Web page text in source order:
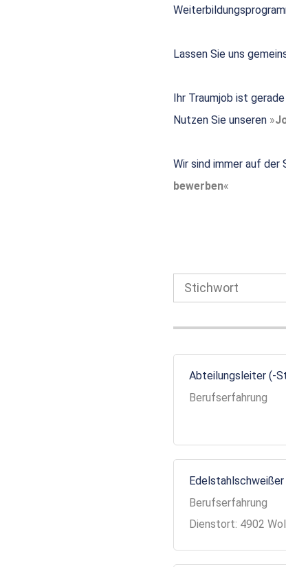
Lassen Sie uns
Ihr Traumjob ist
Nutzen Sie unseren
Wir sind immer auf der
bewerben
Abteilungsleiter (-
Berufserfahrung
Berufserfahrung
Dienstort: 4902